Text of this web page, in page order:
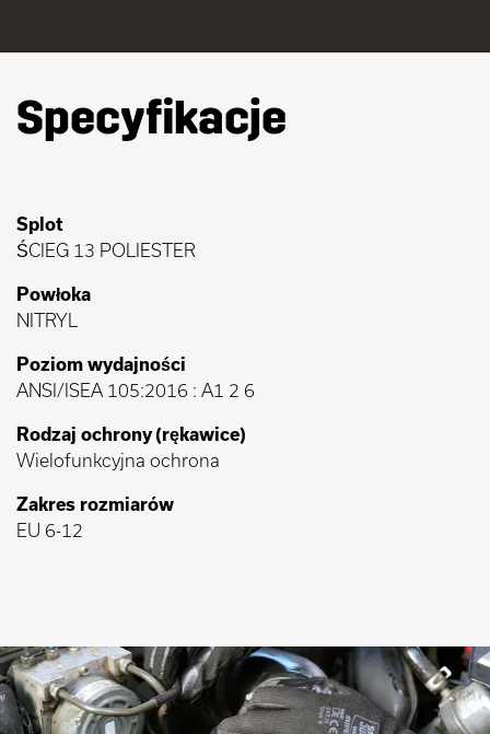
Specyfikacje
Splot
ŚCIEG 13 POLIESTER
Powłoka
NITRYL
Poziom wydajności
ANSI/ISEA 105:2016 : A1 2 6
Rodzaj ochrony (rękawice)
Wielofunkcyjna ochrona
Zakres rozmiarów
EU 6-12